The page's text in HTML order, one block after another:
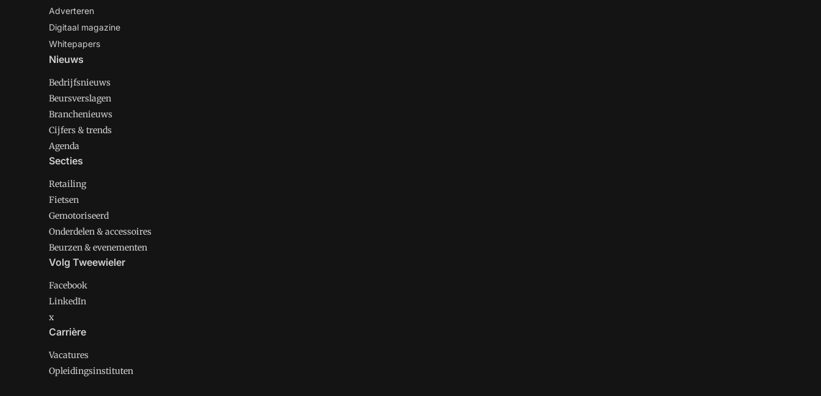
Adverteren
Digitaal magazine
Whitepapers
Nieuws
Bedrijfsnieuws
Beursverslagen
Branchenieuws
Cijfers & trends
Agenda
Secties
Retailing
Fietsen
Gemotoriseerd
Onderdelen & accessoires
Beurzen & evenementen
Volg Tweewieler
Facebook
LinkedIn
x
Carrière
Vacatures
Opleidingsinstituten